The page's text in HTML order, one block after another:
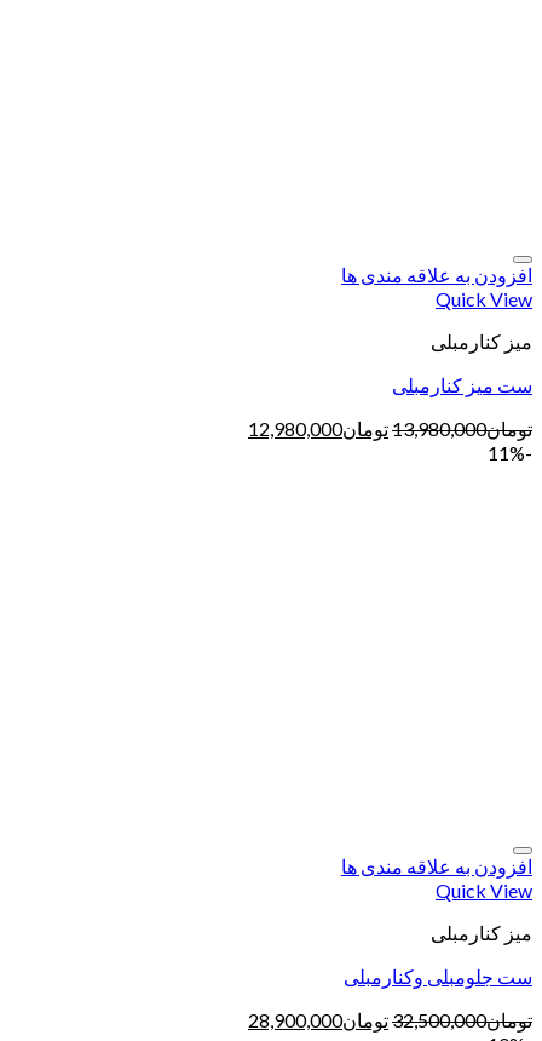
افزودن به علاقه مندی ها
Quick View
میز کنارمبلی
ست میز کنارمبلی
تومان13,980,000تومان12,980,000
-11%
افزودن به علاقه مندی ها
Quick View
میز کنارمبلی
ست جلومبلی وکنارمبلی
تومان32,500,000تومان28,900,000